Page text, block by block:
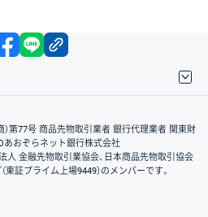
X facebook
）第77号 商品先物取引業者 銀行代理業者 関東財
あおぞらネット銀行株式会社
人 金融先物取引業協会、日本商品先物取引協会
証プライム上場9449）のメンバーです。